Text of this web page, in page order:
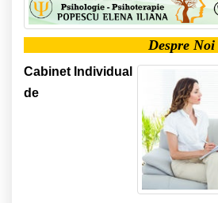
Despre Noi
Cabinet Individual
de